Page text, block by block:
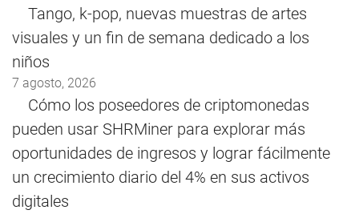
Tango, k-pop, nuevas muestras de artes
visuales y un fin de semana dedicado a los
niños
7 agosto, 2026
Cómo los poseedores de criptomonedas
pueden usar SHRMiner para explorar más
oportunidades de ingresos y lograr fácilmente
un crecimiento diario del 4% en sus activos
digitales